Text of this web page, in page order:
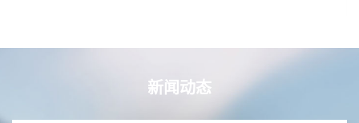
新闻动态